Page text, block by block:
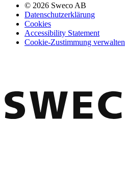
© 2026 Sweco AB
Datenschutzerklärung
Cookies
Accessibility Statement
Cookie-Zustimmung verwalten